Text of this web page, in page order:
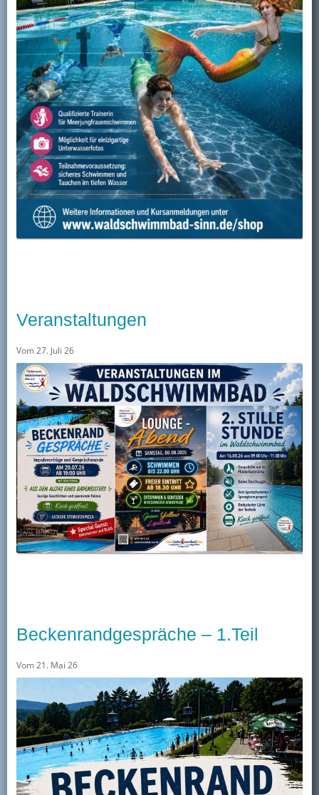
Veranstaltungen
Vom 27. Juli 26
Beckenrandgespräche – 1.Teil
Vom 21. Mai 26